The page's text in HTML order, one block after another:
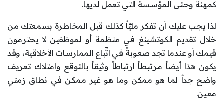
كمهنة وحتى المؤسسة التي تعمل لديها.
لذا يجب عليك أن تفكر مليَّاً كذلك قبل المخاطرة بسمعتك من
خلال تقديم الكوتشينغ في منظمة أو لموظفين لا يحترمون
قيمك أو عندما تجد صعوبةً في اتِّباع الممارسات الأخلاقية، وقد
يكون هذا أيضاً مرتبطاً ارتباطاً وثيقاً بالتوقع وامتلاك تعريف
واضح جداً لما هو ممكن وما هو غير ممكن في نطاق زمني
معين.